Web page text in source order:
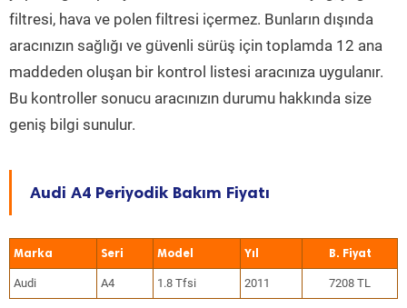
filtresi, hava ve polen filtresi içermez. Bunların dışında
aracınızın sağlığı ve güvenli sürüş için toplamda 12 ana
maddeden oluşan bir kontrol listesi aracınıza uygulanır.
Bu kontroller sonucu aracınızın durumu hakkında size
geniş bilgi sunulur.
Audi A4 Periyodik Bakım Fiyatı
Marka Seri Model Yıl
Audi A4 1.8 Tfsi 2011 7208 TL